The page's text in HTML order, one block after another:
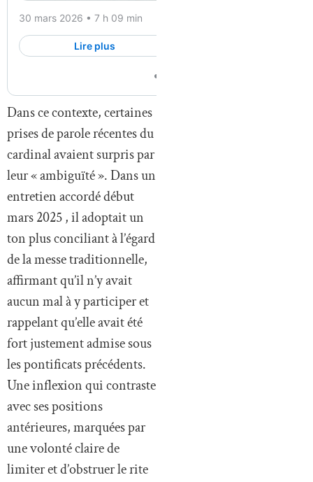
Dans ce contexte, certaines
prises de parole récentes du
cardinal avaient surpris par
leur « ambiguïté ». Dans un
entretien accordé début
mars 2025 , il adoptait un
ton plus conciliant à l’égard
de la messe traditionnelle,
affirmant qu’il n’y avait
aucun mal à y participer et
rappelant qu’elle avait été
fort justement admise sous
les pontificats précédents.
Une inflexion qui contraste
avec ses positions
antérieures, marquées par
une volonté claire de
limiter et d’obstruer le rite